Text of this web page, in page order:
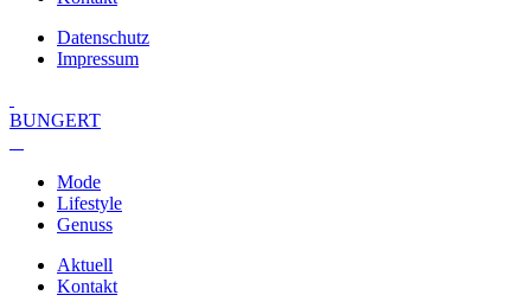
Datenschutz
Impressum
BUNGERT
Mode
Lifestyle
Genuss
Aktuell
Kontakt